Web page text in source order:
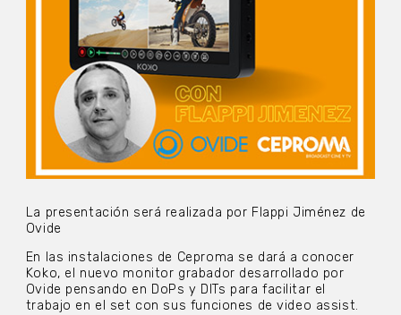
La presentación será realizada por Flappi Jiménez de
Ovide
En las instalaciones de Ceproma se dará a conocer
Koko, el nuevo monitor grabador desarrollado por
Ovide pensando en DoPs y DITs para facilitar el
trabajo en el set con sus funciones de video assist.